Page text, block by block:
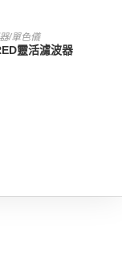
/單色儀
靈活濾波器